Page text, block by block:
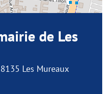
de Les
Les Mureaux